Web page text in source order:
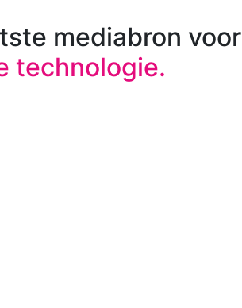
mediabron voor
technologie.